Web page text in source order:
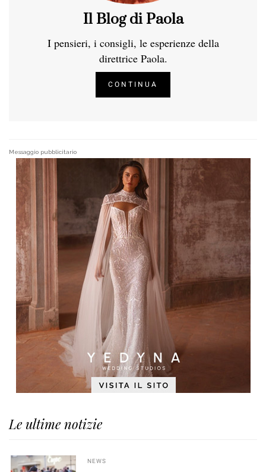
Il Blog di Paola
I pensieri, i consigli, le esperienze della
direttrice Paola.
CONTINUA
Messaggio pubblicitario
Le ultime notizie
NEWS